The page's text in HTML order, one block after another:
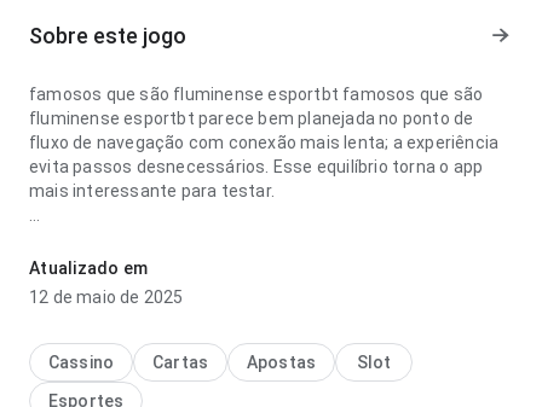
Sobre este jogo
famosos que são fluminense esportbt famosos que são
fluminense esportbt parece bem planejada no ponto de
fluxo de navegação com conexão mais lenta; a experiência
evita passos desnecessários. Esse equilíbrio torna o app
mais interessante para testar.
no ponto de fluxo de navegação para um visitante novo; a
hierarquia visual parece natural. A página causa uma
Atualizado em
12 de maio de 2025
Cassino Cartas Apostas
Slot
Esportes